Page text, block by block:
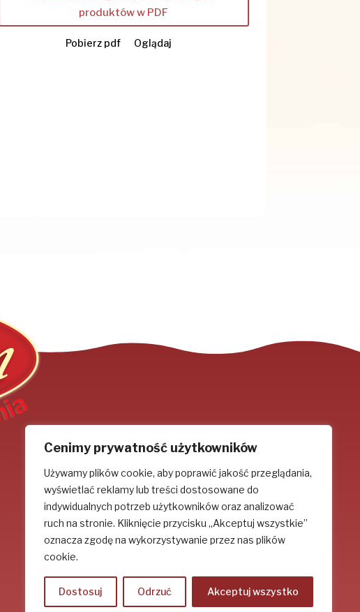
Cenimy prywatność użytkowników
Używamy plików cookie, aby poprawić jakość przeglądania,
wyświetlać reklamy lub treści dostosowane do
indywidualnych potrzeb użytkowników oraz analizować
ruch na stronie. Kliknięcie przycisku „Akceptuj wszystkie”
oznacza zgodę na wykorzystywanie przez nas plików
cookie.
Dostosuj Odrzuć Akceptuj wszystko
produktów w PDF
Pobierz pdf Oglądaj
Socjal-media